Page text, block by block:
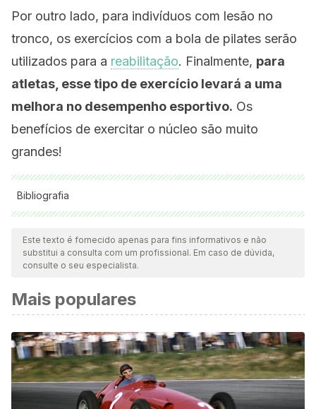
Por outro lado, para indivíduos com lesão no
tronco, os exercícios com a bola de pilates serão
utilizados para a reabilitação. Finalmente, para
atletas, esse tipo de exercício levará a uma
melhora no desempenho esportivo. Os
benefícios de exercitar o núcleo são muito
grandes!
Bibliografia
Todas as fontes citadas foram minuciosamente revisadas por
nossa equipe para garantir sua qualidade, confiabilidade,
atualidade e validade. A bibliografia deste artigo foi
cientificamente.
Behm, D. G., Willardson, J. M., Drinkwater, E. J., & Cowley, P.
M. (2010). Declaración de Posición de la Sociedad
Canadiense de Fisiología del Ejercicio: La Utilización de
Inestabilidad para el Entrenamiento del Núcleo (CORE) en
el Acondicionamiento de Poblaciones Deportivas y No
Este texto é fornecido apenas para fins informativos e não
substitui a consulta com um profissional. Em caso de dúvida,
consulte o seu especialista.
Mais populares